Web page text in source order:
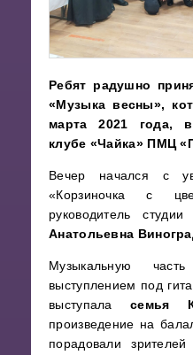
Ребят радушно
«Музыка весны»,
марта 2021 года,
клубе «Чайка» ПМЦ
Вечер начался с
«Корзиночка с
руководитель
Анатольевна
Музыкальную
выступлением под
выступаласемья
произведение на
порадовали